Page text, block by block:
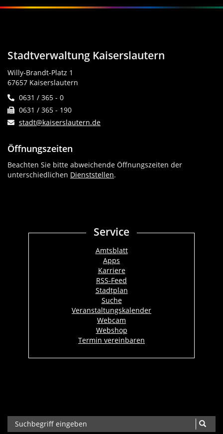
Stadtverwaltung Kaiserslautern
Willy-Brandt-Platz 1
67657 Kaiserslautern
0631 / 365 - 0
0631 / 365 - 190
stadt@kaiserslautern.de
Öffnungszeiten
Beachten Sie bitte abweichende Öffnungszeiten der
unterschiedlichen Dienststellen.
Service
Amtsblatt
Apps
Karriere
RSS-Feed
Stadtplan
Suche
Veranstaltungskalender
Webcam
Webshop
Termin vereinbaren